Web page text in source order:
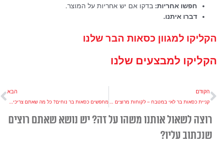
חפשו אחריות: בדקו אם יש אחריות על המוצר.
דברו איתנו.
הקליקו למגוון כסאות הבר שלנו
הקליקו למבצעים שלנו
קודם
הקודם הבא
רוצה לשאול אותנו משהו על זה? יש נושא שאתם רוצים
שנכתוב עליו?